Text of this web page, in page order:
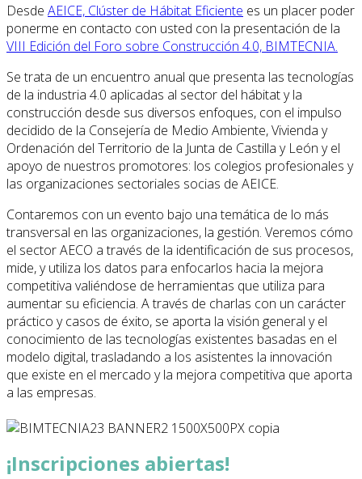
Desde AEICE, Clúster de Hábitat Eficiente es un placer poder
ponerme en contacto con usted con la presentación de la
VIII Edición del Foro sobre Construcción 4.0, BIMTECNIA.
Se trata de un encuentro anual que presenta las tecnologías
de la industria 4.0 aplicadas al sector del hábitat y la
construcción desde sus diversos enfoques, con el impulso
decidido de la Consejería de Medio Ambiente, Vivienda y
Ordenación del Territorio de la Junta de Castilla y León y el
apoyo de nuestros promotores: los colegios profesionales y
las organizaciones sectoriales socias de AEICE.
Contaremos con un evento bajo una temática de lo más
transversal en las organizaciones, la gestión. Veremos cómo
el sector AECO a través de la identificación de sus procesos,
mide, y utiliza los datos para enfocarlos hacia la mejora
competitiva valiéndose de herramientas que utiliza para
aumentar su eficiencia. A través de charlas con un carácter
práctico y casos de éxito, se aporta la visión general y el
conocimiento de las tecnologías existentes basadas en el
modelo digital, trasladando a los asistentes la innovación
que existe en el mercado y la mejora competitiva que aporta
a las empresas.
¡Inscripciones abiertas!